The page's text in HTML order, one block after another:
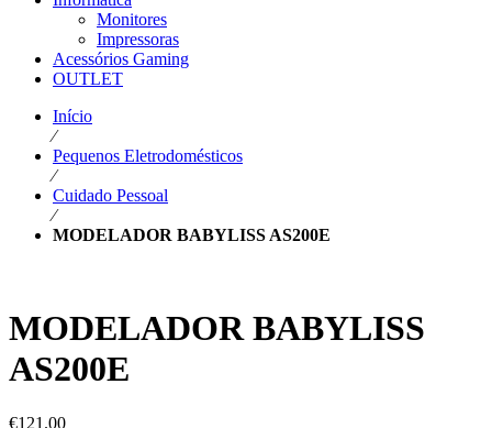
Monitores
Impressoras
Acessórios Gaming
OUTLET
Início
⁄
Pequenos Eletrodomésticos
⁄
Cuidado Pessoal
⁄
MODELADOR BABYLISS AS200E
MODELADOR BABYLISS
AS200E
€121.00